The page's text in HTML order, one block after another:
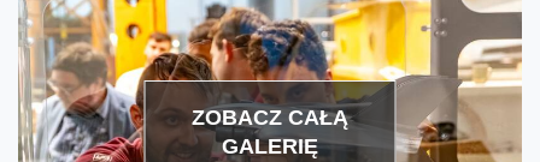
ZOBACZ CAŁĄ
GALERIĘ